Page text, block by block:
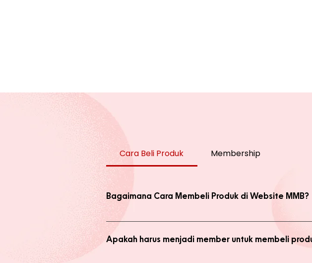
Cara Beli Produk Membership
Bagaimana Cara Membeli Produk di Website MMB?
Ada 2 jenis produk yang ada di website, yaitu produk
Apakah harus menjadi member untuk membeli